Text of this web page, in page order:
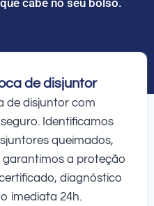
de disjuntor
de disjuntor com
Identificamos
queimados,
a proteção
diagnóstico
imediata 24h.